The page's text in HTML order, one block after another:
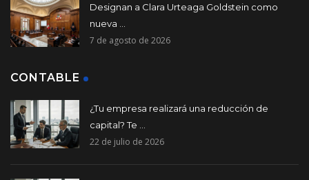
Designan a Clara Urteaga Goldstein como
nueva ...
7 de agosto de 2026
CONTABLE
¿Tu empresa realizará una reducción de
capital? Te ...
22 de julio de 2026